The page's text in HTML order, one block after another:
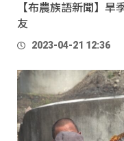
【布農族語新聞】
友
2023-04-21 12:36